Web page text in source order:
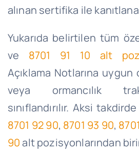
alınan sertifika ile
Yukarıda belirtilen tüm
ve 8701 91 10 alt
Açıklama Notlarına uygun
veya ormancılık
sınıflandırılır. Aksi
8701 92 90, 8701 93 90,
90alt pozisyonlarından